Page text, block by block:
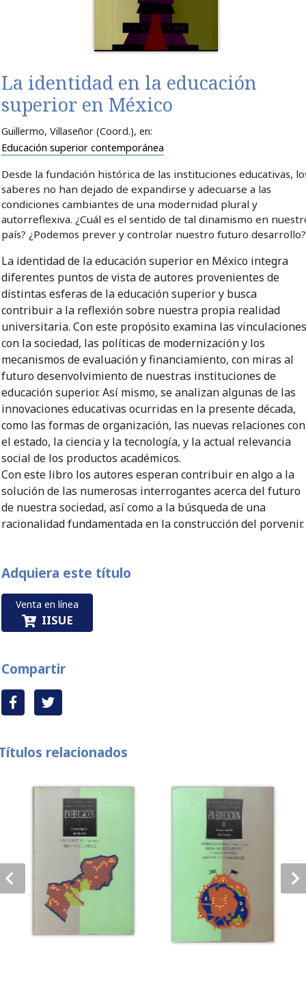
La identidad en la educación
superior en México
Guillermo, Villaseñor (Coord.), en:
Educación superior contemporánea
Desde la fundación histórica de las instituciones educativas,
saberes no han dejado de expandirse y adecuarse a las
condiciones cambiantes de una modernidad plural y
autorreflexiva. ¿Cuál es el sentido de tal dinamismo en
país? ¿Podemos prever y controlar nuestro futuro desarrollo?
La identidad de la educación superior en México integra
diferentes puntos de vista de autores provenientes de
distintas esferas de la educación superior y busca
contribuir a la reflexión sobre nuestra propia realidad
universitaria. Con este propósito examina las
con la sociedad, las políticas de modernización y los
mecanismos de evaluación y financiamiento, con miras al
futuro desenvolvimiento de nuestras instituciones de
educación superior. Así mismo, se analizan algunas de las
innovaciones educativas ocurridas en la presente década,
como las formas de organización, las nuevas relaciones con
el estado, la ciencia y la tecnología, y la actual relevancia
social de los productos académicos.
Con este libro los autores esperan contribuir en algo a la
solución de las numerosas interrogantes acerca del futuro
de nuestra sociedad, así como a la búsqueda de una
racionalidad fundamentada en la construcción del porvenir.
Adquiera este título
Venta en línea
IISUE
Compartir
relacionados